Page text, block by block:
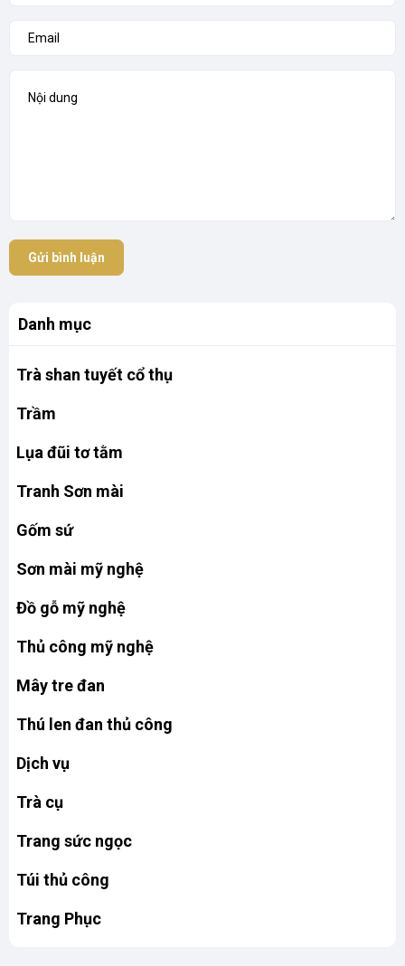
Gửi bình luận
Danh mục
Trà shan tuyết cổ thụ
Trầm
Lụa đũi tơ tằm
Tranh Sơn mài
Gốm sứ
Sơn mài mỹ nghệ
Đồ gỗ mỹ nghệ
Thủ công mỹ nghệ
Mây tre đan
Thú len đan thủ công
Dịch vụ
Trà cụ
Trang sức ngọc
Túi thủ công
Trang Phục